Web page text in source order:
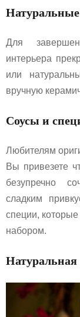
Для
интерьера
или
вручную
Соусы и
Любителям
Вы привезете
безупречно
сладким
специи,
набором.
Натуральная